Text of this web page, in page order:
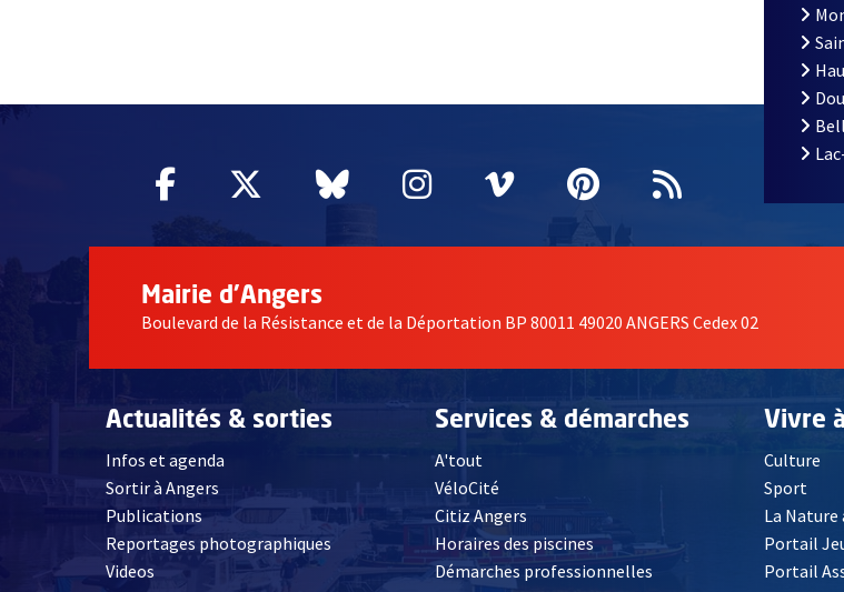
Facebook
, Ouvre une nouvelle fenêtre
Twitter
, Ouvre une nouvelle fenêtre
Bluesky
, Ouvre une nouvelle fenêtre
Instagram
, Ouvre une nouvelle fenêtre
Vimeo
, Ouvre une nouvelle
Pinterest
, Ouvre une
Flux RSS
Mairie d'Angers
Boulevard de la Résistance et de la Déportation BP 80011 49020 ANGERS Cedex 02
Actualités & sorties
Infos et agenda
Sortir à Angers
Publications
Reportages photographiques
Videos, Ouvre une nouvelle fenêtre
Services & démarches
A'tout
VéloCité
Citiz Angers , Ouvre une nouvelle fenêtre
Horaires des piscines
Démarches professionnelles
Vivre
Culture
Sport
La Nature
Portail
Portail